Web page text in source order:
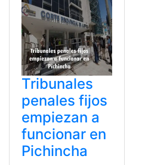
Tribunales
penales fijos
empiezan a
funcionar en
Pichincha